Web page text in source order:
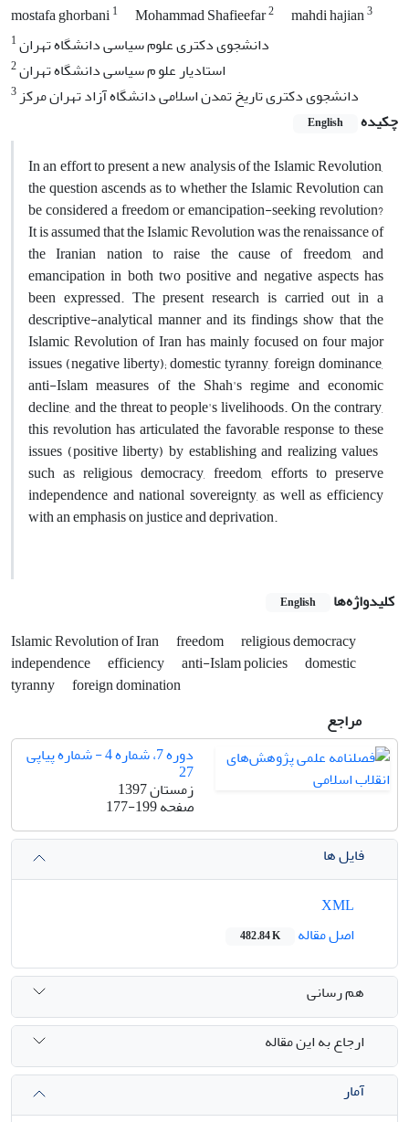
mostafa ghorbani1 Mohammad Shafieefar2 mahdi hajian3
1دانشجوی دکتری علوم سیاسی دانشگاه تهران
2استادیار علو م سیاسی دانشگاه تهران
3دانشجوی دکتری تاریخ تمدن اسلامی دانشگاه آزاد تهران مرکز
چکیده
English
In an effort to present a new analysis of the Islamic Revolution,
the question ascends as to whether the Islamic Revolution can
be considered a freedom or emancipation-seeking revolution?
It is assumed that the Islamic Revolution was the renaissance of
the Iranian nation to raise the cause of freedom, and
emancipation in both two positive and negative aspects has
been expressed. The present research is carried out in a
descriptive-analytical manner and its findings show that the
Islamic Revolution of Iran has mainly focused on four major
issues (negative liberty); domestic tyranny, foreign dominance,
anti-Islam measures of the Shah's regime and economic
decline, and the threat to people's livelihoods. On the contrary,
this revolution has articulated the favorable response to these
issues (positive liberty) by establishing and realizing values ​​
such as religious democracy, freedom, efforts to preserve
independence and national sovereignty, as well as efficiency
with an emphasis on justice and deprivation.
کلیدواژه‌ها English
Islamic Revolution of Iran freedom
religious democracy
independence
efficiency anti-Islam policies
domestic
tyranny
foreign domination
مراجع
دوره 7، شماره 4 - شماره پیاپی
27
زمستان 1397
صفحه177-199
فایل ها
اصل مقاله
482.84 K
هم رسانی
ارجاع به این مقاله
آمار